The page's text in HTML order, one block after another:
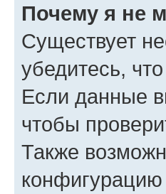
Почему я не
Существует
убедитесь,
Если данные
чтобы
Также